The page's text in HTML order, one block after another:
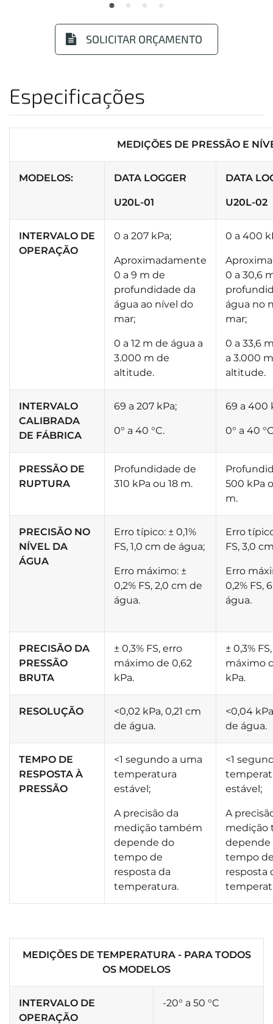
SOLICITAR ORÇAMENTO
Especificações
MEDIÇÕES DE PRESSÃO E
MODELOS: DATA LOGGER
U20L-01
DATA
U20L-02
INTERVALO DE
OPERAÇÃO
0 a 207 kPa;
Aproximadamente
0 a 9 m de
profundidade da
água ao nível do
mar;
0 a 12 m de água a
3.000 m de
altitude.
0 a 400
0 a 30,6
água no
mar;
0 a 33,6
a 3.000
altitude.
INTERVALO
CALIBRADA
DE FÁBRICA
69 a 207 kPa;
0° a 40 °C.
69 a 400
0° a 40
PRESSÃO DE
RUPTURA
Profundidade de
310 kPa ou 18 m.
500 kPa
m.
PRECISÃO NO
NÍVEL DA
ÁGUA
Erro típico: ± 0,1%
FS, 1,0 cm de água;
Erro máximo: ±
0,2% FS, 2,0 cm de
água.
Erro
FS, 3,0
Erro
0,2% FS,
água.
PRECISÃO DA
PRESSÃO
BRUTA
± 0,3% FS, erro
máximo de 0,62
kPa.
± 0,3%
máximo
kPa.
RESOLUÇÃO
<0,02 kPa, 0,21 cm
de água.
<0,04
de água.
TEMPO DE
RESPOSTA À
PRESSÃO
<1 segundo a uma
temperatura
estável;
A precisão da
medição também
depende do
tempo de
resposta da
temperatura.
<1
estável;
A
medição
depende
tempo
resposta
MEDIÇÕES DE TEMPERATURA - PARA TODOS
OS MODELOS
INTERVALO DE
OPERAÇÃO
-20° a 50 °C